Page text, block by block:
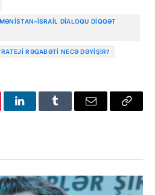
DIALOQU DIQQƏT
RƏQABƏTI NECƏ DƏYIŞIR?
LinkedInTumblr Email
Copy